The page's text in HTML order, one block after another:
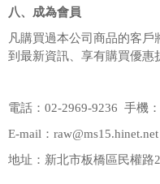
八、成為會員
凡購買過本公司商品的客
到最新資訊、享有購買優惠
電話：02-2969-9236 手機
E-mail：raw@ms15.hinet.net
地址：新北市板橋區民權路